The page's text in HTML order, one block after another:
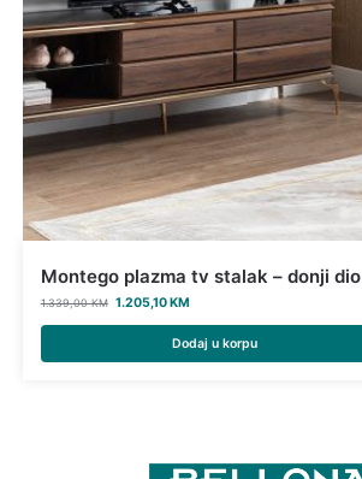
Montego plazma tv stalak – donji dio
1.339,00KM 1.205,10KM
Dodaj u korpu